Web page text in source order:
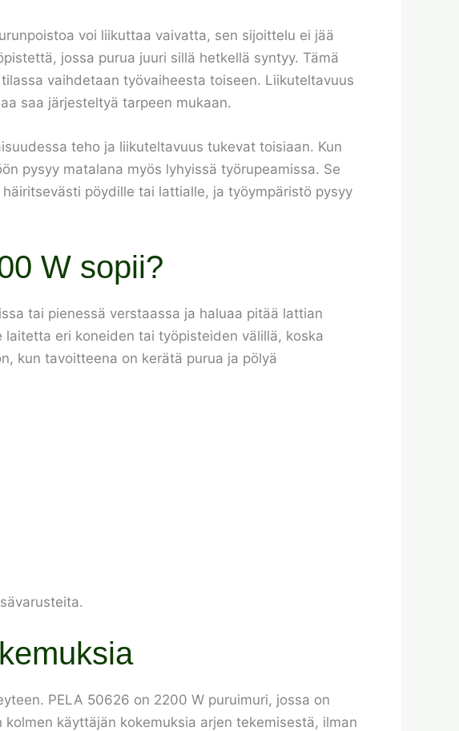
voi liikuttaa vaivatta, sen sijoittelu ei jää
jossa purua juuri sillä hetkellä syntyy. Tämä
vaihdetaan työvaiheesta toiseen. Liikuteltavuus
saa järjesteltyä tarpeen mukaan.
teho ja liikuteltavuus tukevat toisiaan. Kun
pysyy matalana myös lyhyissä työrupeamissa. Se
pöydille tai lattialle, ja työympäristö pysyy
W sopii?
tai pienessä verstaassa ja haluaa pitää lattian
eri koneiden tai työpisteiden välillä, koska
kun tavoitteena on kerätä purua ja pölyä
PELA 50626 on 2200 W puruimuri, jossa on
käyttäjän kokemuksia arjen tekemisestä, ilman